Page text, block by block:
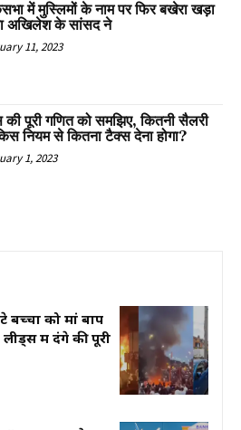
में मुस्लिमों के नाम पर फिर बखेरा खड़ा
अखिलेश के सांसद ने
11, 2023
पूरी गणित को समझिए, कितनी सैलरी
नियम से कितना टैक्स देना होगा?
1, 2023
बच्चों को मां बाप
में दंगे की पूरी